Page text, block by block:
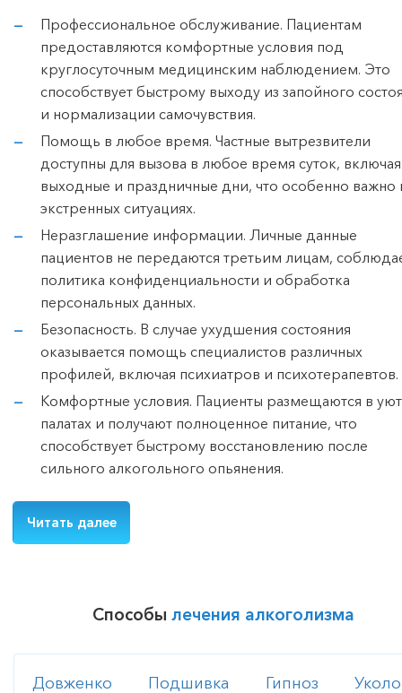
Профессиональное обслуживание. Пациентам
предоставляются комфортные условия под
круглосуточным медицинским наблюдением. Это
способствует быстрому выходу из запойного
и нормализации самочувствия.
Помощь в любое время. Частные вытрезвители
доступны для вызова в любое время суток, включая
выходные и праздничные дни, что особенно важно
экстренных ситуациях.
Неразглашение информации. Личные данные
пациентов не передаются третьим лицам,
политика конфиденциальности и обработка
персональных данных.
Безопасность. В случае ухудшения состояния
оказывается помощь специалистов различных
профилей, включая психиатров и психотерапевтов.
Комфортные условия. Пациенты размещаются в
палатах и получают полноценное питание, что
способствует быстрому восстановлению после
сильного алкогольного опьянения.
Читать далее
Способы лечения алкоголизма
Довженко Подшивка Гипноз